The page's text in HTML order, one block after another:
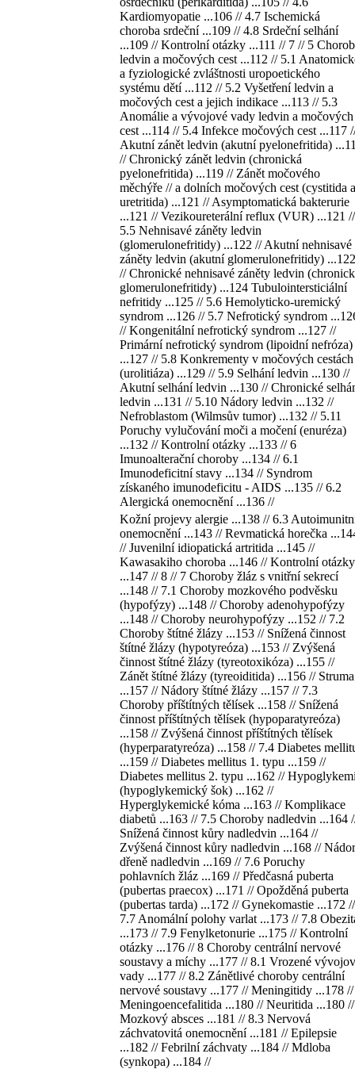
Kardiomyopatie ...106 // 4.7 Ischemická
choroba srdeční ...109 // 4.8 Srdeční selhání
...109 // Kontrolní otázky ...111 // 7 // 5
ledvin a močových cest ...112 // 5.1
a fyziologické zvláštnosti uropoetického
systému dětí ...112 // 5.2 Vyšetření ledvin a
močových cest a jejich indikace ...113 // 5.3
Anomálie a vývojové vady ledvin a močových
cest ...114 // 5.4 Infekce močových cest ...117
Akutní zánět ledvin (akutní pyelonefritida)
// Chronický zánět ledvin (chronická
pyelonefritida) ...119 // Zánět močového
měchýře // a dolních močových cest (cystitida a
uretritida) ...121 // Asymptomatická bakterurie
...121 // Vezikoureterální reflux (VUR) ...121 //
5.5 Nehnisavé záněty ledvin
(glomerulonefritidy) ...122 // Akutní nehnisavé
záněty ledvin (akutní glomerulonefritidy) ...122
// Chronické nehnisavé záněty ledvin
glomerulonefritidy) ...124 Tubulointersticiální
nefritidy ...125 // 5.6 Hemolyticko-uremický
syndrom ...126 // 5.7 Nefrotický syndrom
// Kongenitální nefrotický syndrom ...127 //
Primární nefrotický syndrom (lipoidní nefróza)
...127 // 5.8 Konkrementy v močových cestách
(urolitiáza) ...129 // 5.9 Selhání ledvin ...130 //
Akutní selhání ledvin ...130 // Chronické
ledvin ...131 // 5.10 Nádory ledvin ...132 //
Nefroblastom (Wilmsův tumor) ...132 // 5.11
Poruchy vylučování moči a močení (enuréza)
...132 // Kontrolní otázky ...133 // 6
Imunoalterační choroby ...134 // 6.1
Imunodeficitní stavy ...134 // Syndrom
získaného imunodeficitu - AIDS ...135 // 6.2
Alergická onemocnění ...136 //
Kožní projevy alergie ...138 // 6.3
onemocnění ...143 // Revmatická horečka
// Juvenilní idiopatická artritida ...145 //
Kawasakiho choroba ...146 // Kontrolní otázky
...147 // 8 // 7 Choroby žláz s vnitřní sekrecí
...148 // 7.1 Choroby mozkového podvěsku
(hypofýzy) ...148 // Choroby adenohypofýzy
...148 // Choroby neurohypofýzy ...152 // 7.2
Choroby štítné žlázy ...153 // Snížená činnost
štítné žlázy (hypotyreóza) ...153 // Zvýšená
činnost štítné žlázy (tyreotoxikóza) ...155 //
Zánět štítné žlázy (tyreoiditida) ...156 // Struma
...157 // Nádory štítné žlázy ...157 // 7.3
Choroby příštítných tělísek ...158 // Snížená
činnost příštítných tělísek (hypoparatyreóza)
...158 // Zvýšená činnost příštítných tělísek
(hyperparatyreóza) ...158 // 7.4 Diabetes
...159 // Diabetes mellitus 1. typu ...159 //
Diabetes mellitus 2. typu ...162 //
(hypoglykemický šok) ...162 //
Hyperglykemické kóma ...163 // Komplikace
diabetů ...163 // 7.5 Choroby nadledvin ...164
Snížená činnost kůry nadledvin ...164 //
Zvýšená činnost kůry nadledvin ...168 //
dřeně nadledvin ...169 // 7.6 Poruchy
pohlavních žláz ...169 // Předčasná puberta
(pubertas praecox) ...171 // Opožděná puberta
(pubertas tarda) ...172 // Gynekomastie ...172 //
7.7 Anomální polohy varlat ...173 // 7.8
...173 // 7.9 Fenylketonurie ...175 // Kontrolní
otázky ...176 // 8 Choroby centrální nervové
soustavy a míchy ...177 // 8.1 Vrozené
vady ...177 // 8.2 Zánětlivé choroby centrální
nervové soustavy ...177 // Meningitidy ...178 //
Meningoencefalitida ...180 // Neuritida ...180 //
Mozkový absces ...181 // 8.3 Nervová
záchvatovitá onemocnění ...181 // Epilepsie
...182 // Febrilní záchvaty ...184 // Mdloba
(synkopa) ...184 //